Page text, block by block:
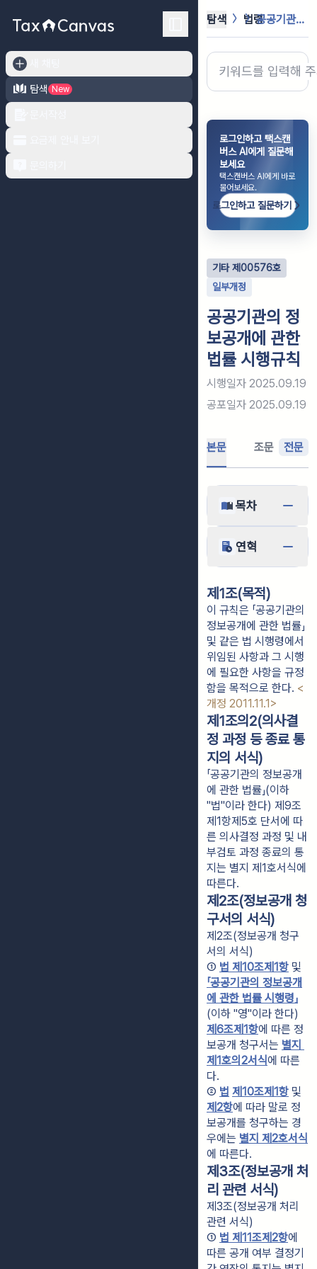
탐색
New
탐색 법령 공공기관의 정보공개에 관한 법률 시행...
로그인하고 택스캔
버스 AI에게 질문해
보세요
택스캔버스 AI에게 바로
물어보세요.
로그인하고 질문하기
기타제 00576호
일부개정
공공기관의 정
보공개에 관한
법률 시행규칙
시행일자 2025.09.19
공포일자 2025.09.19
본문 조문 전문
목차
연혁
제1조(목적)
이 규칙은 「공공기관의
정보공개에 관한 법률」
및 같은 법 시행령에서
위임된 사항과 그 시행
에 필요한 사항을 규정
함을 목적으로 한다. <
개정 2011.11.1>
제1조의2(의사결
정 과정 등 종료 통
지의 서식)
「공공기관의 정보공개
에 관한 법률」(이하
"법"이라 한다) 제9조
제1항제5호 단서에 따
른 의사결정 과정 및 내
부검토 과정 종료의 통
지는 별지 제1호서식에
따른다.
제2조(정보공개 청
구서의 서식)
제2조(정보공개 청구
서의 서식)
① 법 제10조제1항
「공공기관의 정보공개
에 관한 법률 시행령」
제6조제1항에 따른 정
보공개 청구서는 별지
제1호의2서식에 따른
다.
② 법 제10조제1항
제2항에 따라 말로 정
보공개를 청구하는 경
우에는 별지 제2호서식
에 따른다.
제3조(정보공개 처
리 관련 서식)
제3조(정보공개 처리
관련 서식)
① 법 제11조제2항에
따른 공개 여부 결정기